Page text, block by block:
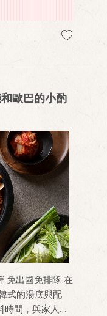
歐巴的小酌
出國免排隊 在
式的湯底與配
間，與家人朋